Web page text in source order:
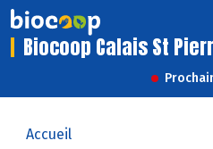
Biocoop Calais St
Accueil